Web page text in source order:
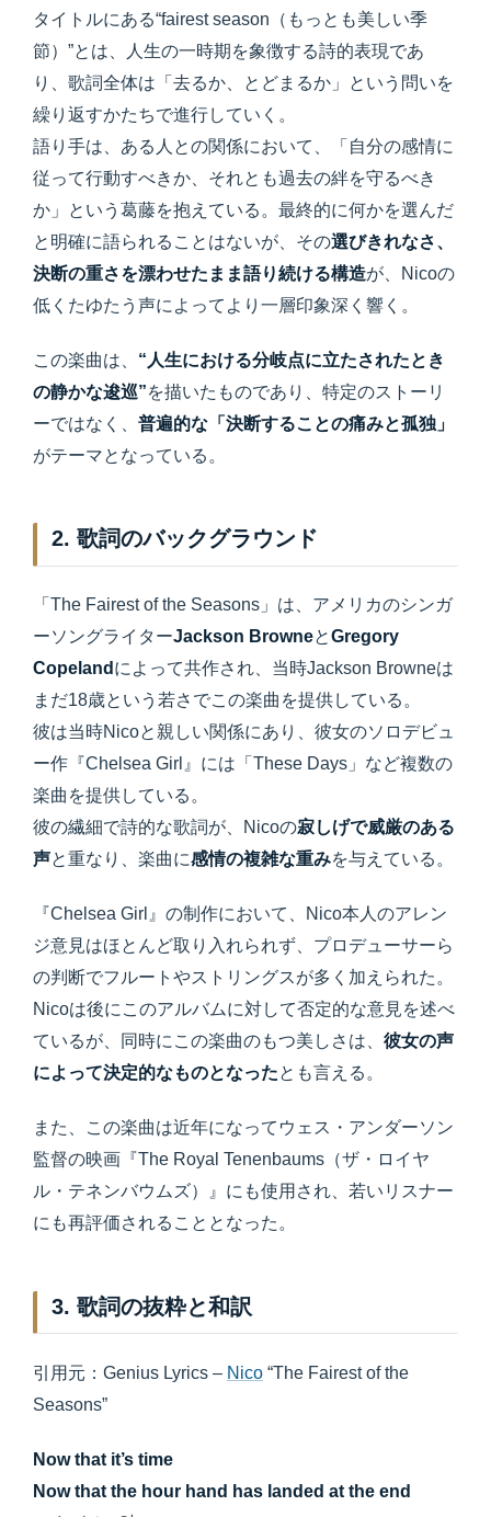
タイトルにある“fairest season（もっとも美しい季
節）”とは、人生の一時期を象徴する詩的表現であ
り、歌詞全体は「去るか、とどまるか」という問いを
繰り返すかたちで進行していく。
語り手は、ある人との関係において、「自分の感情に
従って行動すべきか、それとも過去の絆を守るべき
か」という葛藤を抱えている。最終的に何かを選んだ
と明確に語られることはないが、その選びきれなさ、
決断の重さを漂わせたまま語り続ける構造が、Nicoの
低くたゆたう声によってより一層印象深く響く。
この楽曲は、 “人生における分岐点に立たされたとき
の静かな逡巡”を描いたものであり、特定のストーリ
ーではなく、 普遍的な「決断することの痛みと孤独」
がテーマとなっている。
2. 歌詞のバックグラウンド
「The Fairest of the Seasons」は、アメリカのシンガ
ーソングライターJackson BrowneとGregory
Copeland によって共作され、当時Jackson Browneは
まだ18歳という若さでこの楽曲を提供している。
彼は当時Nicoと親しい関係にあり、彼女のソロデビュ
ー作『Chelsea Girl』には「These Days」など複数の
楽曲を提供している。
彼の繊細で詩的な歌詞が、Nicoの寂しげで威厳のある
声と重なり、楽曲に感情の複雑な重みを与えている。
『Chelsea Girl』の制作において、Nico本人のアレン
ジ意見はほとんど取り入れられず、プロデューサーら
の判断でフルートやストリングスが多く加えられた。
Nicoは後にこのアルバムに対して否定的な意見を述べ
ているが、同時にこの楽曲のもつ美しさは、 彼女の声
によって決定的なものとなったとも言える。
また、この楽曲は近年になってウェス・アンダーソン
監督の映画『The Royal Tenenbaums（ザ・ロイヤ
ル・テネンバウムズ）』にも使用され、若いリスナー
にも再評価されることとなった。
3. 歌詞の抜粋と和訳
引用元：Genius Lyrics – Nico “The Fairest of the
Seasons”
Now that it’s time
Now that the hour hand has landed at the end